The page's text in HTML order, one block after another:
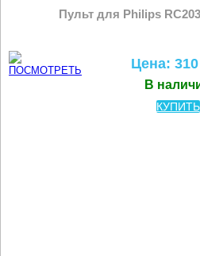
Пульт для Philips
Цена:
В
КУПИТЬ